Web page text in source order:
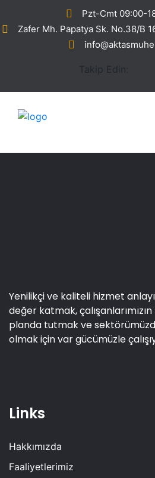
Pzt-Cmt 09:00-
Zafer Mh. Papatya Sk. No.38/B
Yenilikçi ve kaliteli hizmet
değer katmak,
planda tutmak ve
olmak için var gücümüzle
Links
Hakkımızda
Faaliyetlerimiz